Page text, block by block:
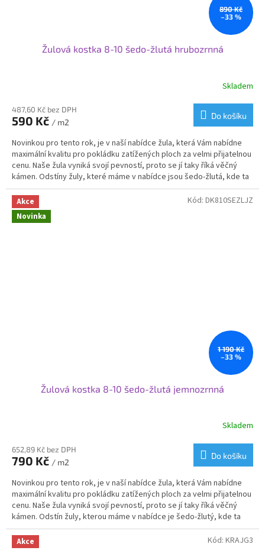
890 Kč
–33 %
Žulová kostka 8-10 šedo-žlutá hrubozrnná
produktu
je
z
5
hvězdiček.
Skladem
487,60 Kč bez DPH
590 Kč / m2
Do košíku
Novinkou pro tento rok, je v naší nabídce žula, která Vám nabídne
maximální kvalitu pro pokládku zatížených ploch za velmi přijatelnou
cenu. Naše žula vyniká svojí pevností, proto se jí taky říká věčný
kámen. Odstíny žuly, které máme v nabídce jsou šedo-žlutá, kde ta
žlutá je formou melíru, díky kterému Vám vznikne krásná mozaika.
Svoje využití najde žulová kostka od nás na příjezdových cestách,
cestičkách, garážových stání nebo v zahradní architektuře.
Akce
Novinka
1 190 Kč
–33 %
Žulová kostka 8-10 šedo-žlutá jemnozrnná
produktu
je
z
5
hvězdiček.
Skladem
652,89 Kč bez DPH
790 Kč / m2
Do košíku
Novinkou pro tento rok, je v naší nabídce žula, která Vám nabídne
maximální kvalitu pro pokládku zatížených ploch za velmi přijatelnou
cenu. Naše žula vyniká svojí pevností, proto se jí taky říká věčný
kámen. Odstín žuly, kterou máme v nabídce je šedo-žlutý, kde ta
žlutá je zastoupená v poměru 50:50, díky kterému Vám vznikne
krásná mozaika. Svoje využití najde žulová kostka od nás na
příjezdových cestách, cestičkách, garážových stání nebo v zahradní
Kód: DK810SEZLJZ
Akce Kód: KRAJG3